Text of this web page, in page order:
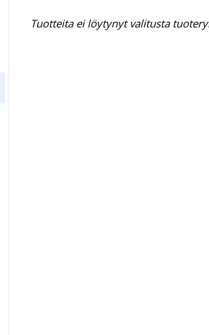
Tuotteita ei löytynyt valitusta